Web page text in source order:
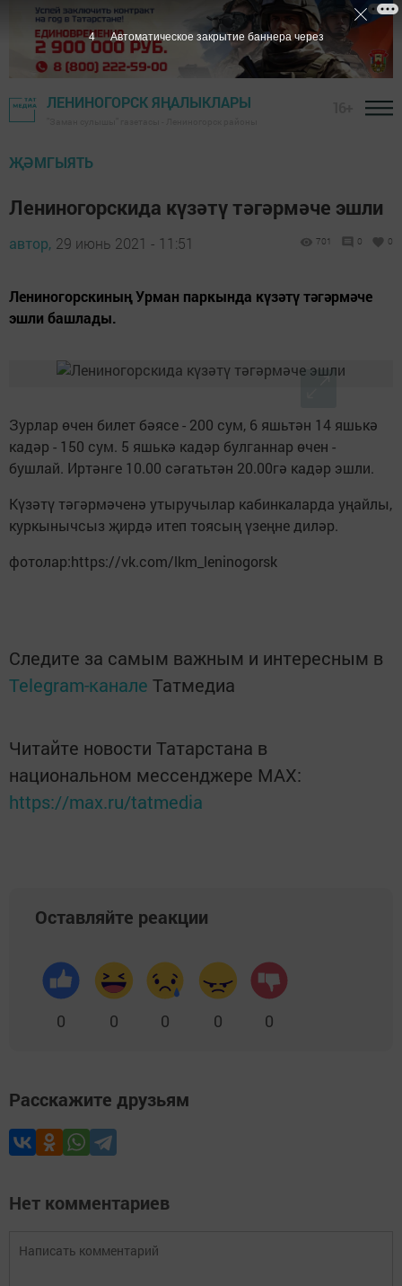
ЛЕНИНОГОРСК ЯҢАЛЫКЛАРЫ
ҖӘМГЫЯТЬ
Лениногорскида күзәтү тәгәрмәче эшли
автор, 29 июнь 2021 - 11:51 701 0 0
Лениногорскиның Урман паркында күзәтү тәгәрмәче
эшли башлады.
Зурлар өчен билет бәясе - 200 сум, 6 яшьтән 14 яшькә
кадәр - 150 сум. 5 яшькә кадәр булганнар өчен -
бушлай. Иртәнге 10.00 сәгатьтән 20.00гә кадәр эшли.
Күзәтү тәгәрмәченә утыручылар кабинкаларда уңайлы,
куркынычсыз җирдә итеп тоясың үзеңне диләр.
фотолар:https://vk.com/lkm_leninogorsk
Следите за самым важным и интересным в
Telegram-канале Татмедиа
Читайте новости Татарстана в
национальном мессенджере MАХ:
https://max.ru/tatmedia
Оставляйте реакции
0 0 0 0 0
Расскажите друзьям
Нет комментариев
3 Автоматическое закрытие баннера через